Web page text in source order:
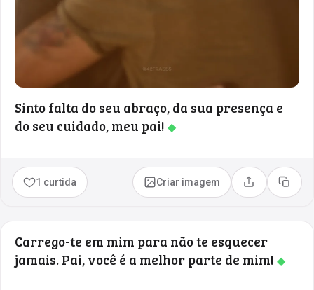
Sinto falta do seu abraço, da sua presença e
do seu cuidado, meu pai! ◆
1 curtida Criar imagem Compartilhar
Copiar
Carrego-te em mim para não te esquecer
jamais. Pai, você é a melhor parte de mim! ◆